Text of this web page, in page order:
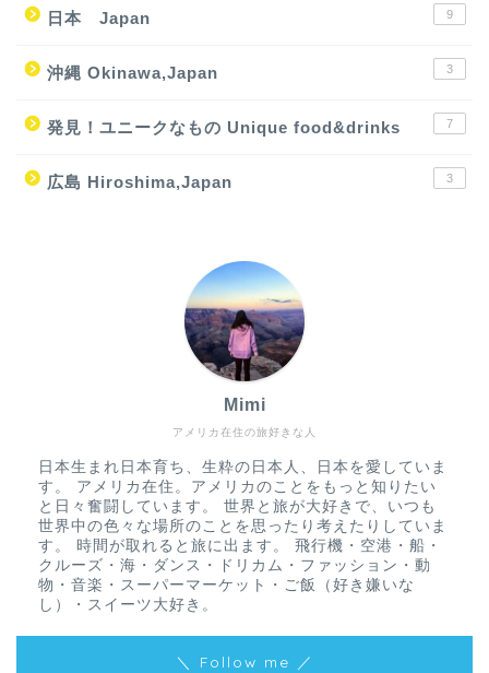
日本 Japan 9
沖縄 Okinawa,Japan 3
発見！ユニークなもの Unique food&drinks 7
広島 Hiroshima,Japan 3
アメリカ在住の旅好きな人
Mimi
日本生まれ日本育ち、生粋の日本人、日本を愛していま
す。 アメリカ在住。アメリカのことをもっと知りたい
と日々奮闘しています。 世界と旅が大好きで、いつも
世界中の色々な場所のことを思ったり考えたりしていま
す。 時間が取れると旅に出ます。 飛行機・空港・船・
クルーズ・海・ダンス・ドリカム・ファッション・動
物・音楽・スーパーマーケット・ご飯（好き嫌いな
し）・スイーツ大好き。
＼ Follow me ／